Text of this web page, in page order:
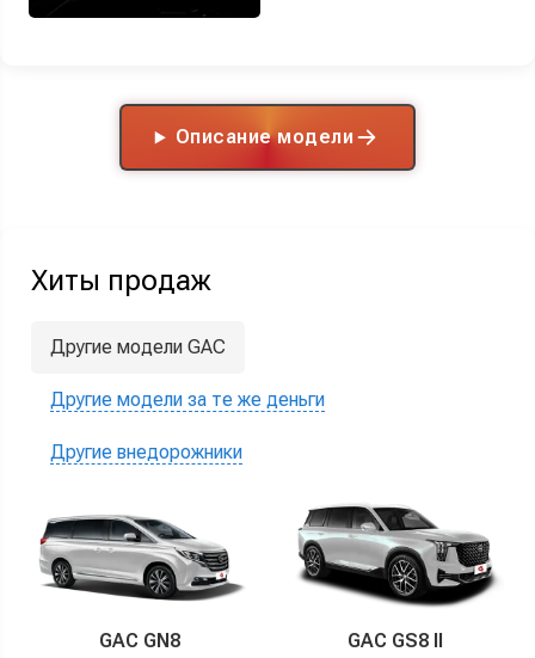
Описание модели
Хиты продаж
Другие модели GAC
Другие модели за те же деньги
Другие внедорожники
GAC GN8 GAC GS8 II